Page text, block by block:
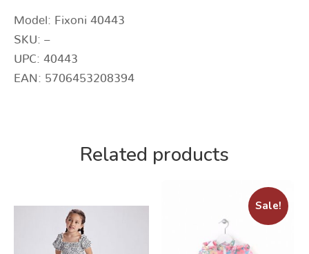
Model: Fixoni 40443
SKU: –
UPC: 40443
EAN: 5706453208394
Related products
Sale!